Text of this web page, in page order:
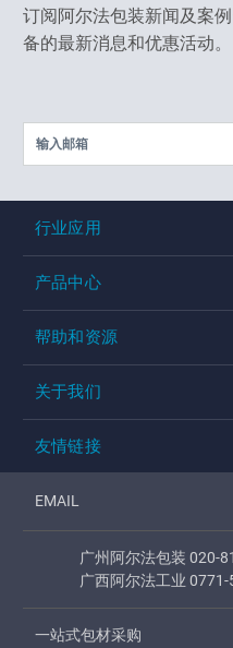
订阅阿尔法包装新闻及案
备的最新消息和优惠活动。
行业应用
产品中心
帮助和资源
关于我们
友情链接
EMAIL
广州阿尔法包装 020-
广西阿尔法工业
一站式包材采购